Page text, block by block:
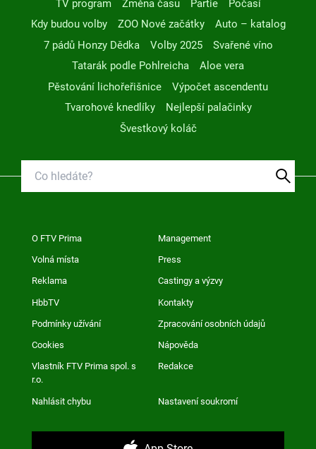
TV program
Změna času Partie
Počasí
Kdy budou volby
ZOO Nové začátky
Auto – katalog
7 pádů Honzy Dědka
Volby 2025
Svařené víno
Tatarák podle Pohlreicha
Aloe vera
Pěstování lichořeřišnice
Výpočet ascendentu
Tvarohové knedlíky
Nejlepší palačinky
Švestkový koláč
O FTV Prima Management
Volná místa Press
Reklama Castingy a výzvy
HbbTV Kontakty
Podmínky užívání Zpracování osobních údajů
Cookies Nápověda
Vlastník FTV Prima spol. s
r.o.
Redakce
Nahlásit chybu Nastavení soukromí